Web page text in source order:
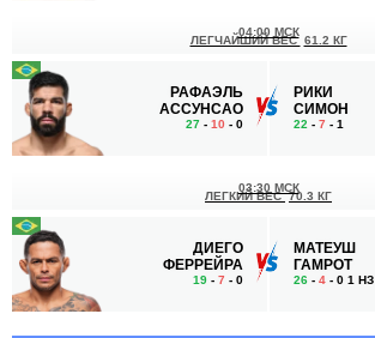
РАФАЭЛЬ
АССУНСАО
27 - 10 - 0
04:00 МСК
ЛЕГЧАЙШИЙ ВЕС 61.2 КГ
РИКИ
СИМОН
22 - 7 - 1
ДИЕГО
ФЕРРЕЙРА
19 - 7 - 0
03:30 МСК
ЛЕГКИЙ ВЕС 70.3 КГ
МАТЕУШ
ГАМРОТ
26 - 4 - 0 1 НЗ